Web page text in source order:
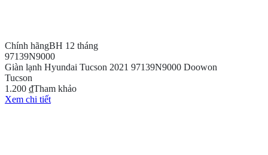
Chính hãngBH 12 tháng
97139N9000
Giàn lạnh Hyundai Tucson 2021 97139N9000 Doowon
Tucson
1.200 ₫Tham khảo
Xem chi tiết